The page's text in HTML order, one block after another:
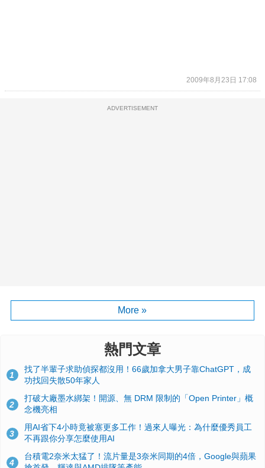
2009年8月23日 17:08
ADVERTISEMENT
More »
熱門文章
1
找了半輩子求助偵探都沒用！66歲加拿大男子靠ChatGPT，成
功找回失散50年家人
2
打破大廠墨水綁架！開源、無 DRM 限制的「Open Printer」概
念機亮相
3
用AI省下4小時竟被塞更多工作！過來人曝光：為什麼優秀員工
不再跟你分享怎麼使用AI
4
台積電2奈米太猛了！流片量是3奈米同期的4倍，Google與蘋果